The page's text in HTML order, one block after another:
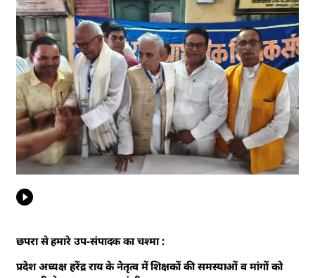
छपरा से हमारे उप-संपादक का चश्मा :
प्रदेश अध्यक्ष हरेंद्र राय के नेतृत्व में शिक्षकों की समस्याओं व मांगों को